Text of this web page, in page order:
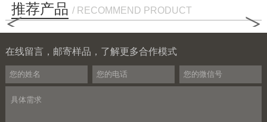
推荐产品 / RECOMMEND PRODUCT
< >
在线留言，邮寄样品，了解更多合作模式